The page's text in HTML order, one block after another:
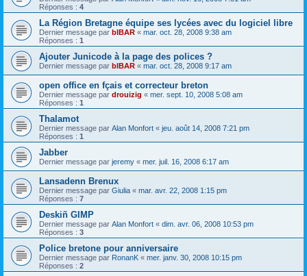
Réponses : 4
La Région Bretagne équipe ses lycées avec du logiciel libre
Dernier message par bIBAR « mar. oct. 28, 2008 9:38 am
Réponses : 1
Ajouter Junicode à la page des polices ?
Dernier message par bIBAR « mar. oct. 28, 2008 9:17 am
open office en fçais et correcteur breton
Dernier message par drouizig « mer. sept. 10, 2008 5:08 am
Réponses : 1
Thalamot
Dernier message par Alan Monfort « jeu. août 14, 2008 7:21 pm
Réponses : 1
Jabber
Dernier message par jeremy « mer. juil. 16, 2008 6:17 am
Lansadenn Brenux
Dernier message par Giulia « mar. avr. 22, 2008 1:15 pm
Réponses : 7
Deskiñ GIMP
Dernier message par Alan Monfort « dim. avr. 06, 2008 10:53 pm
Réponses : 3
Police bretone pour anniversaire
Dernier message par RonanK « mer. janv. 30, 2008 10:15 pm
Réponses : 2